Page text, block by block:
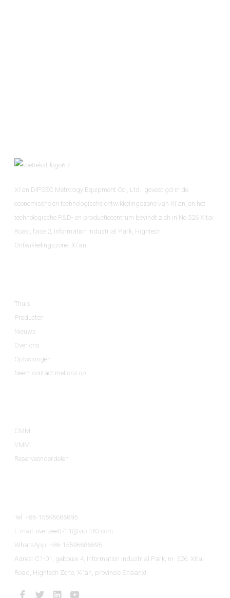
Xi'an DIPSEC Metrology Equipment Co., Ltd., gevestigd in de
economische en technologische ontwikkelingszone van Xi'an, en het
technologische R&D- en productiecentrum bevindt zich in No.526 Xitai
Road, fase 2, Information Industrial Park, Hightech
Ontwikkelingszone, Xi'an.
Thuis
Producten
Nieuws
Over ons
Oplossingen
Neem contact met ons op
CMM
VMM
Reserveonderdelen
Tel: +86-15596686895
E-mail: overzee0711@vip.163.com
WhatsApp: +86-15596686895
Adres: C1-01, gebouw 4, Information Industrial Park, nr. 526, Xitai
Road, Hightech Zone, Xi'an, provincie Shaanxi